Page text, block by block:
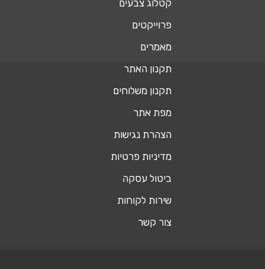
קטלוג צבעים
פרוייקטים
מאמרים
תקנון האתר
תקנון משלוחים
מפת אתר
הצהרת נגישות
מדיניות פרטיות
ביטול עסקה
שירות לקוחות
צור קשר